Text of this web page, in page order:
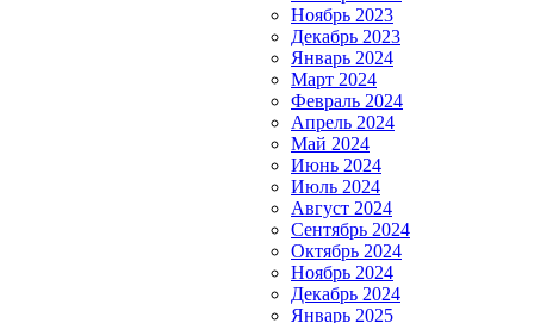
Ноябрь 2023
Декабрь 2023
Январь 2024
Март 2024
Февраль 2024
Апрель 2024
Май 2024
Июнь 2024
Июль 2024
Август 2024
Сентябрь 2024
Октябрь 2024
Ноябрь 2024
Декабрь 2024
Январь 2025